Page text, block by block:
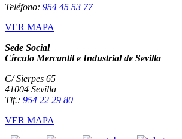
Teléfono: 954 45 53 77
VER MAPA
Sede Social
Círculo Mercantil e Industrial de Sevilla
C/ Sierpes 65
41004 Sevilla
Tlf.: 954 22 29 80
VER MAPA